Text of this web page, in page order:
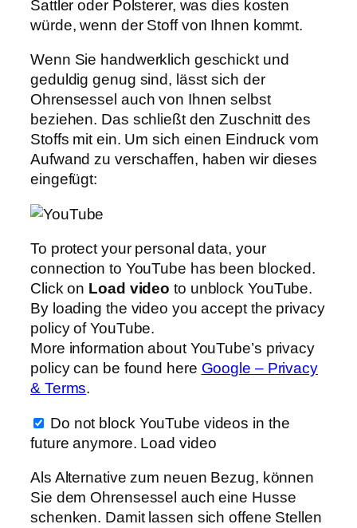
Sattler oder Polsterer, was dies kosten
würde, wenn der Stoff von Ihnen kommt.
Wenn Sie handwerklich geschickt und
geduldig genug sind, lässt sich der
Ohrensessel auch von Ihnen selbst
beziehen. Das schließt den Zuschnitt des
Stoffs mit ein. Um sich einen Eindruck vom
Aufwand zu verschaffen, haben wir dieses
eingefügt:
To protect your personal data, your
connection to YouTube has been blocked.
Click on Load video to unblock YouTube.
By loading the video you accept the privacy
policy of YouTube.
More information about YouTube’s privacy
policy can be found here Google – Privacy
& Terms.
Do not block YouTube videos in the
future anymore. Load video
Als Alternative zum neuen Bezug, können
Sie dem Ohrensessel auch eine Husse
schenken. Damit lassen sich offene Stellen